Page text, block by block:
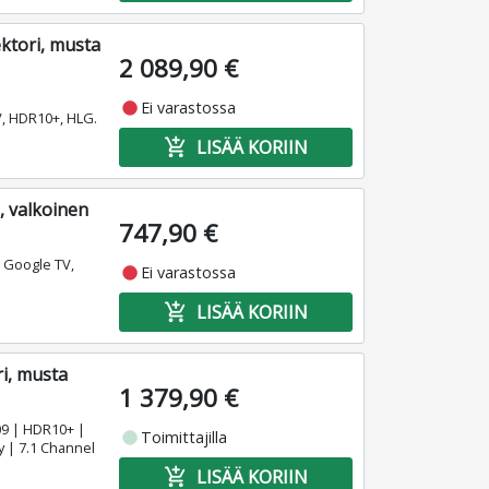
musta
HLG.
2 089,90 €
fiber_manual_record Ei varastossa
add_shopping_cart LISÄÄ KORIIN
valkoinen
TV,
747,90 €
fiber_manual_record Ei varastossa
add_shopping_cart LISÄÄ KORIIN
musta
| HDR10+ |
| 7.1 Channel
1 379,90 €
fiber_manual_record Toimittajilla
add_shopping_cart LISÄÄ KORIIN